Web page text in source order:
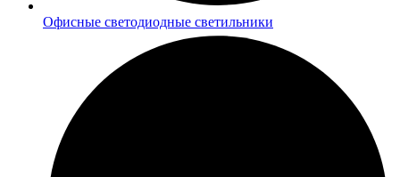
Офисные светодиодные светильники